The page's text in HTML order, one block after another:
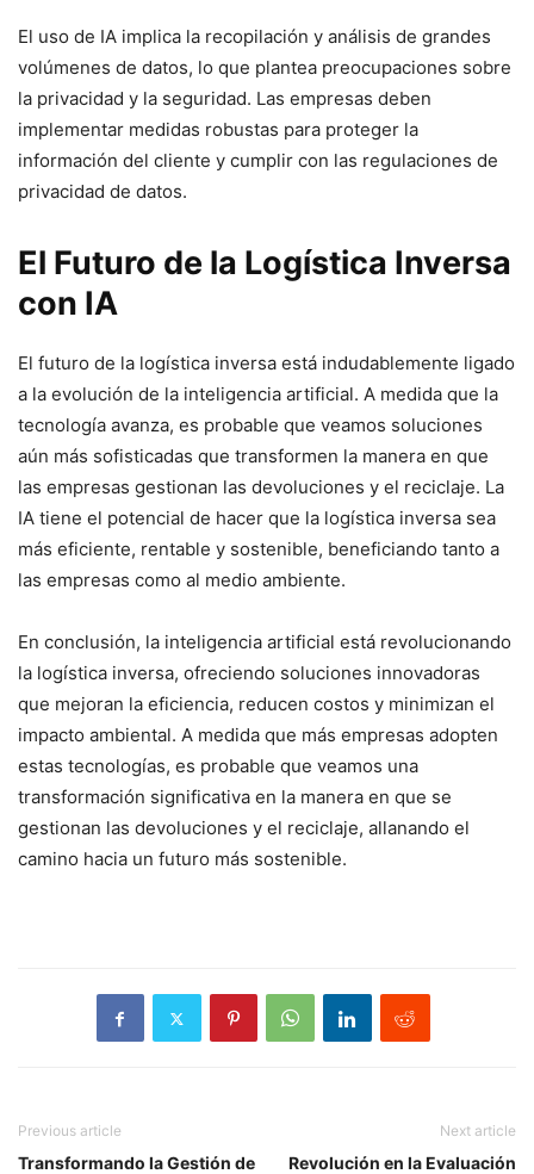
El uso de IA implica la recopilación y análisis de grandes
volúmenes de datos, lo que plantea preocupaciones sobre
la privacidad y la seguridad. Las empresas deben
implementar medidas robustas para proteger la
información del cliente y cumplir con las regulaciones de
privacidad de datos.
El Futuro de la Logística Inversa
con IA
El futuro de la logística inversa está indudablemente ligado
a la evolución de la inteligencia artificial. A medida que la
tecnología avanza, es probable que veamos soluciones
aún más sofisticadas que transformen la manera en que
las empresas gestionan las devoluciones y el reciclaje. La
IA tiene el potencial de hacer que la logística inversa sea
más eficiente, rentable y sostenible, beneficiando tanto a
las empresas como al medio ambiente.
En conclusión, la inteligencia artificial está revolucionando
la logística inversa, ofreciendo soluciones innovadoras
que mejoran la eficiencia, reducen costos y minimizan el
impacto ambiental. A medida que más empresas adopten
estas tecnologías, es probable que veamos una
transformación significativa en la manera en que se
gestionan las devoluciones y el reciclaje, allanando el
camino hacia un futuro más sostenible.
Previous article
Transformando la Gestión de
Next article
Revolución en la Evaluación